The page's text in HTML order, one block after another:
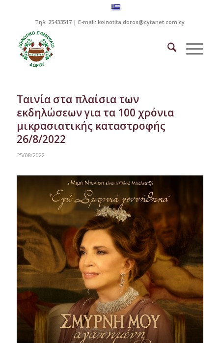
Τηλ: 25433517 | E-mail:koinotita.doros@cytanet.com.cy
Ταινία στα πλαίσια των
εκδηλώσεων για τα 100 χρόνια
μικρασιατικής καταστροφής
26/8/2022
25/08/2022